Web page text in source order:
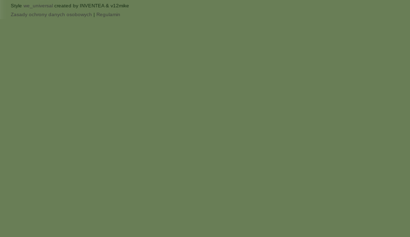
Style we_universal created by INVENTEA & v12mike
Zasady ochrony danych osobowych | Regulamin